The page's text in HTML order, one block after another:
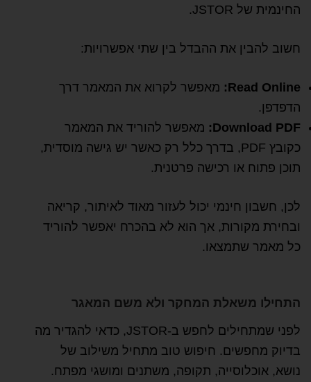
החינמית של JSTOR.
חשוב להבין את ההבדל בין שתי אפשרויות:
Read Online:
מאפשר לקרוא את המאמר דרך
הדפדפן.
Download PDF:
מאפשר להוריד את המאמר
כקובץ PDF, בדרך כלל רק כאשר יש גישה מוסדית,
תוכן פתוח או רכישה פרטנית.
לכן, חשבון חינמי יכול לעזור מאוד לאיתור, קריאה
ובחירת מקורות, אך הוא לא בהכרח יאפשר להוריד
כל מאמר שתמצאו.
התחילו משאלת המחקר ולא משם המאגר
לפני שמתחילים לחפש ב-JSTOR, כדאי להגדיר מה
בדיוק מחפשים. חיפוש טוב מתחיל משילוב של
נושא, אוכלוסייה, תקופה, משתנים ומושגי מפתח.